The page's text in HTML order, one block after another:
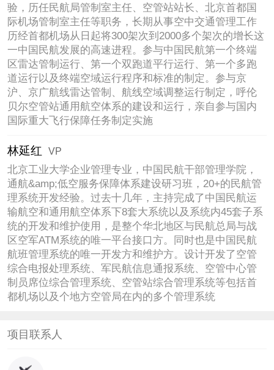
验，历任民航局管制室主任、空管站站长、北京首都国
际机场管制室主任等职务，长期从事空中交通管理工作
历经首都机场从日起将300架次到2000多个架次的增长这
一中国民航发展的高速进程。参与中国民航第一个终端
区雷达管制运行、第一个双跑道平行运行、第一个多跑
道运行以及终端空域运行程序和标准的制定。参与京
沪、京广航线雷达管制、航线空域调整运行制定，呼伦
贝尔空管站通用航空体系的建设和运行，亲自参与国内
国际重大飞行保障任务制定实施
林延红 VP
北京工业大学企业管理专业，中国民航干部管理学院，
通航&amp;低空服务保障体系建设研习班，20+的民航管
理系统开发经验。过去十几年，主持完成了中国民航运
输航空和通用航空体系下8套大系统以及系统内45套子系
统的开发和维护使用，是整个华北地区与民航总局与战
区空军ATM系统的唯一平台接口方。同时也是中国民航
航班管理系统的唯一开发方和维护方。设计开发了空管
综合电报处理系统、军民航信息通报系统、空管中心管
制员席位综合管理系统、空管站综合管理系统等包括首
都机场以及个地方空管局在内的多个管理系统
项目联系人